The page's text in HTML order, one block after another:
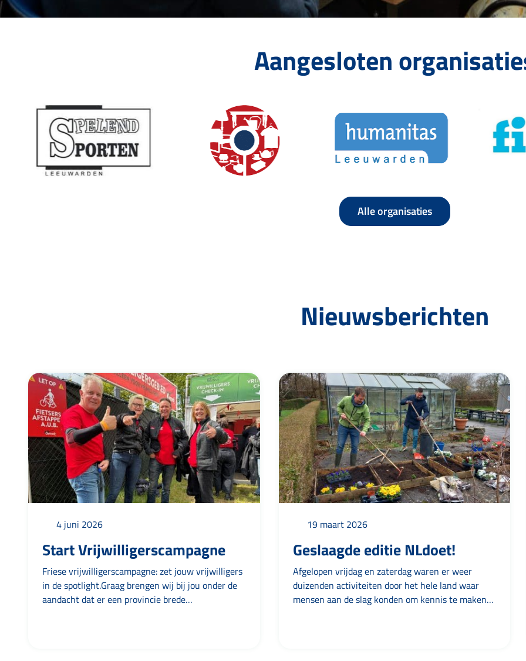
Aangesloten
Alle organisaties
Nieuwsberichten
4 juni 2026
Start Vrijwilligerscampagne
Friese vrijwilligerscampagne: zet jouw vrijwilligers
in de spotlight.Graag brengen wij bij jou onder de
aandacht dat er een provincie brede
19 maart 2026
Geslaagde editie NLdoet!
Afgelopen vrijdag en zaterdag waren er weer
duizenden activiteiten door het hele land waar
mensen aan de slag konden om kennis te maken